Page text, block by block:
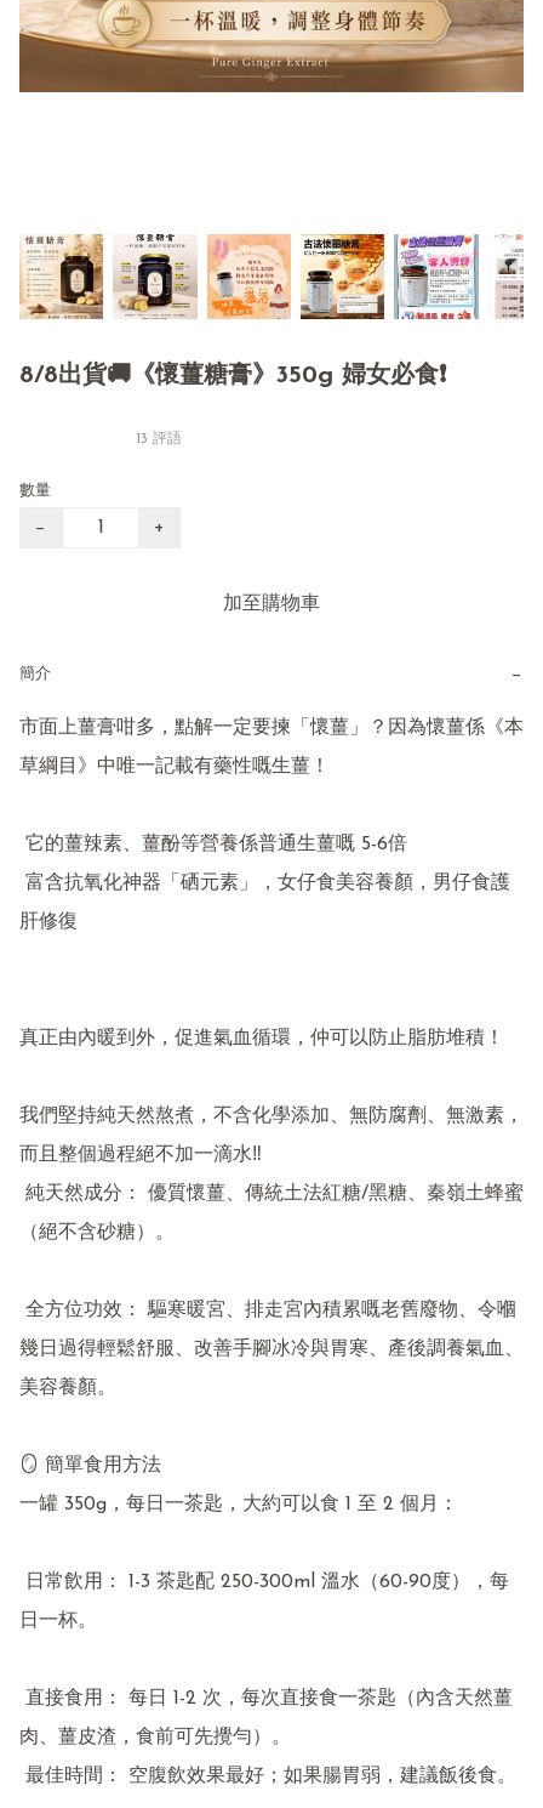
8/8出貨🚚《懷薑糖膏》350g 婦女必食❗️
13 評語
數量
− +
加至購物車
簡介 −
市面上薑膏咁多，點解一定要揀「懷薑」？因為懷薑係《本
草綱目》中唯一記載有藥性嘅生薑！
肝修復
真正由內暖到外，促進氣血循環，仲可以防止脂肪堆積！
我們堅持純天然熬煮，不含化學添加、無防腐劑、無激素，
而且整個過程絕不加一滴水‼️
（絕不含砂糖）。
幾日過得輕鬆舒服、改善手腳冰冷與胃寒、產後調養氣血、
美容養顏。
🪞 簡單食用方法
一罐 350g，每日一茶匙，大約可以食 1 至 2 個月：
日一杯。
肉、薑皮渣，食前可先攪勻）。